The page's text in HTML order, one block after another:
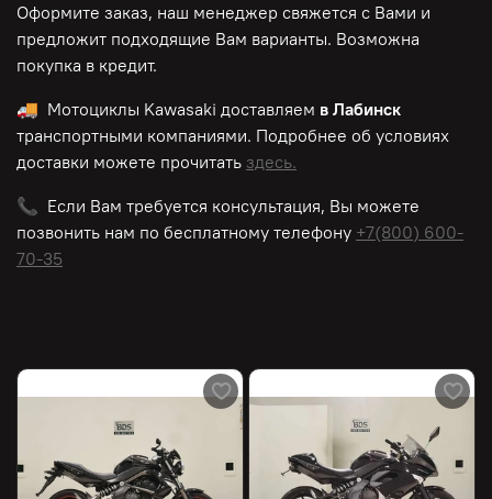
Оформите заказ, наш менеджер свяжется с Вами и
предложит подходящие Вам варианты. Возможна
покупка в кредит.
🚚 Мотоциклы Kawasaki доставляем в Лабинск
транспортными компаниями. Подробнее об условиях
доставки можете прочитать здесь.
📞 Если Вам требуется консультация, Вы можете
позвонить нам по бесплатному телефону +7(800) 600-
70-35